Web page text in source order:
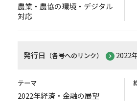
農業・農協の環境・デジタル
対応
発行日 （各号へのリンク） 2022
テーマ
2022年経済・金融の展望